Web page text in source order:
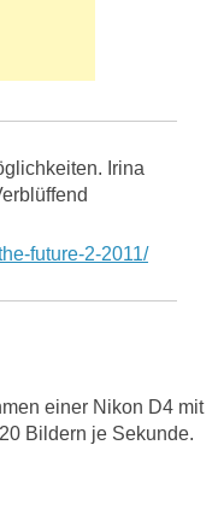
Irina
future-2-2011/
einer Nikon D4 mit
Bildern je Sekunde.